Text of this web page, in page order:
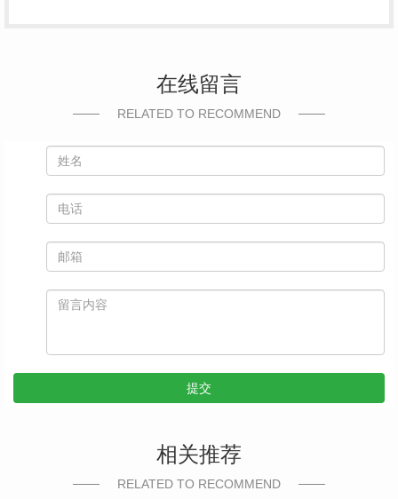
在线留言
RELATED TO RECOMMEND
提交
相关推荐
RELATED TO RECOMMEND